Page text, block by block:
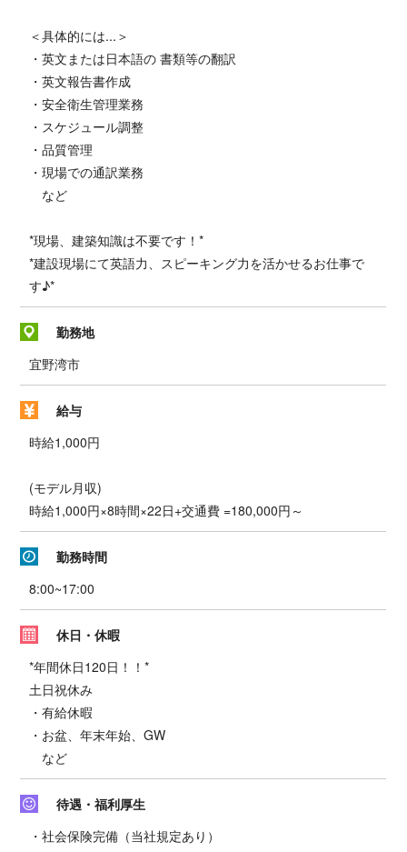
＜具体的には...＞
・英文または日本語の 書類等の翻訳
・英文報告書作成
・安全衛生管理業務
・スケジュール調整
・品質管理
・現場での通訳業務
など
*現場、建築知識は不要です！*
*建設現場にて英語力、スピーキング力を活かせるお仕事で
す♪*
勤務地
宜野湾市
給与
時給1,000円
(モデル月収)
時給1,000円×8時間×22日+交通費 =180,000円～
勤務時間
8:00~17:00
休日・休暇
*年間休日120日！！*
土日祝休み
・有給休暇
・お盆、年末年始、GW
など
待遇・福利厚生
・社会保険完備（当社規定あり）